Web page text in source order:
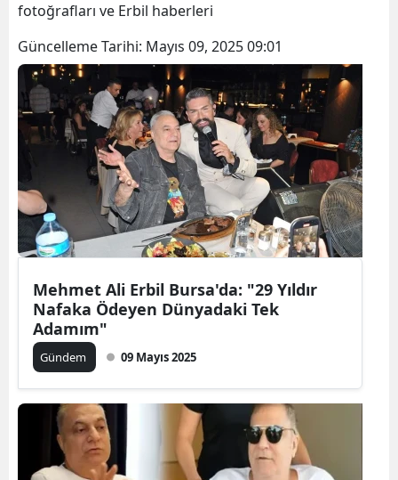
fotoğrafları ve Erbil haberleri
Güncelleme Tarihi: Mayıs 09, 2025 09:01
Mehmet Ali Erbil Bursa'da: "29 Yıldır
Nafaka Ödeyen Dünyadaki Tek
Adamım"
Gündem 09 Mayıs 2025